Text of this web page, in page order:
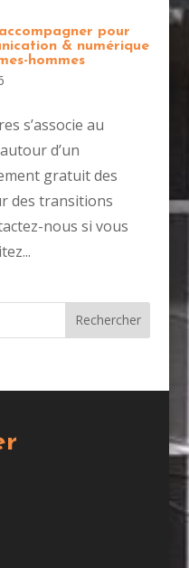
pour
& numérique
hommes
s’associe au
d’un
gratuit des
des transitions
nous si vous